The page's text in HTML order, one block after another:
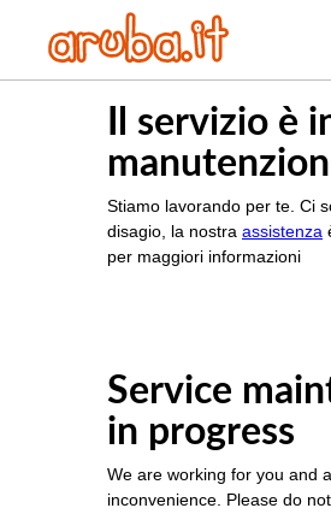
Il servizio è
Stiamo lavorando per te. Ci
disagio, la nostra assistenza
per maggiori informazioni
Service
in progress
We are working for you and
inconvenience. Please do